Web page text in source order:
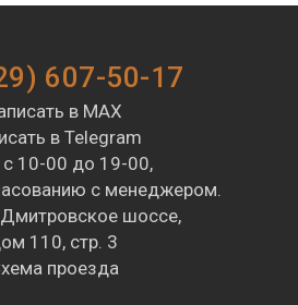
607-50-17
в MAX
в Telegram
с 10-00 до 19-00,
с менеджером.
шоссе,
110, стр. 3
проезда